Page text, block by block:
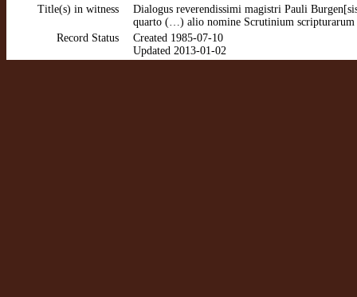
Title(s) in witness
Dialogus reverendissimi magistri Pauli
quarto (…) alio nomine Scrutinium scripturarum
Record Status
Created 1985-07-10
Updated 2013-01-02